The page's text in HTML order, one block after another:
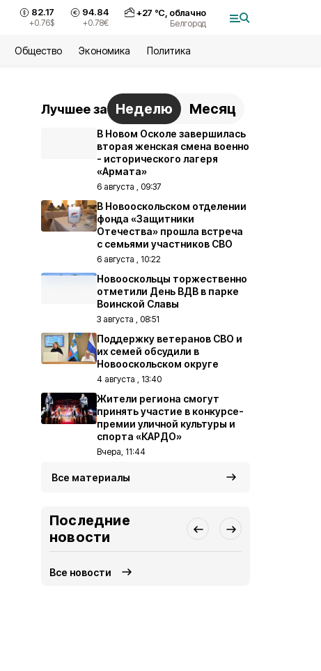
82.17
+0.76$
94.84
+0.78€
+27 °С, облачно
Белгород
Общество Экономика Политика
Лучшее за Неделю Месяц
В Новом Осколе завершилась
вторая женская смена военно
- исторического лагеря
«Армата»
6 августа , 09:37
В Новооскольском отделении
фонда «Защитники
Отечества» прошла встреча
с семьями участников СВО
6 августа , 10:22
Новооскольцы торжественно
отметили День ВДВ в парке
Воинской Славы
3 августа , 08:51
Поддержку ветеранов СВО и
их семей обсудили в
Новооскольском округе
4 августа , 13:40
Жители региона смогут
принять участие в конкурсе-
премии уличной культуры и
спорта «КАРДО»
Вчера, 11:44
Все материалы
Последние
новости
Все новости